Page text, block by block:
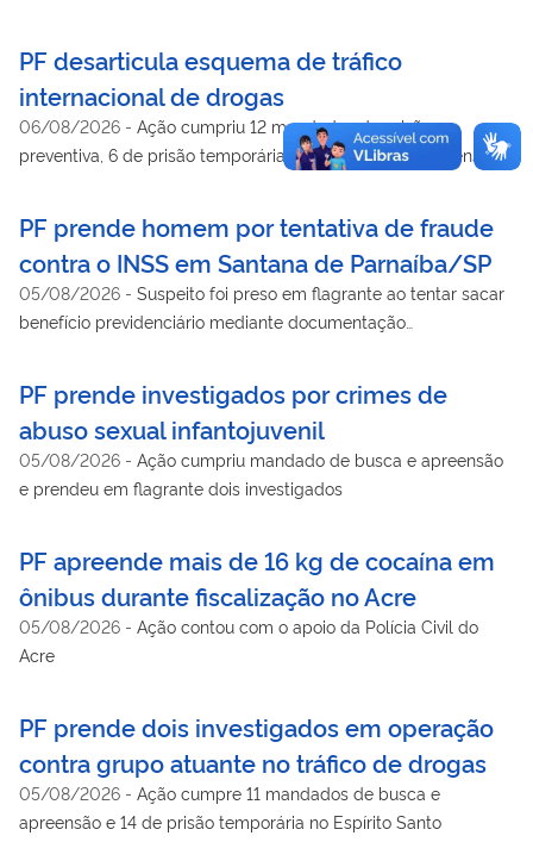
PF desarticula esquema de tráfico
internacional de drogas
06/08/2026 - Ação cumpriu 12 mandados de prisão
preventiva, 6 de prisão temporária e 13 de busca e apreensão
PF prende homem por tentativa de fraude
contra o INSS em Santana de Parnaíba/SP
05/08/2026 - Suspeito foi preso em flagrante ao tentar sacar
benefício previdenciário mediante documentação
PF prende investigados por crimes de
abuso sexual infantojuvenil
05/08/2026 - Ação cumpriu mandado de busca e apreensão
e prendeu em flagrante dois investigados
PF apreende mais de 16 kg de cocaína em
ônibus durante fiscalização no Acre
05/08/2026 - Ação contou com o apoio da Polícia Civil do
Acre
PF prende dois investigados em operação
contra grupo atuante no tráfico de drogas
05/08/2026 - Ação cumpre 11 mandados de busca e
apreensão e 14 de prisão temporária no Espírito Santo